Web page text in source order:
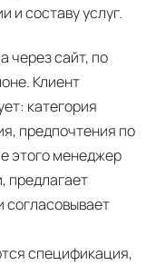
и составу услуг.
через сайт, по
Клиент
категория
предпочтения по
этого менеджер
предлагает
согласовывает
спецификация,